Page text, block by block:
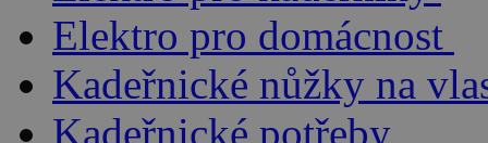
Elektro pro domácnost
Kadeřnické nůžky na
Kadeřnické potřeby